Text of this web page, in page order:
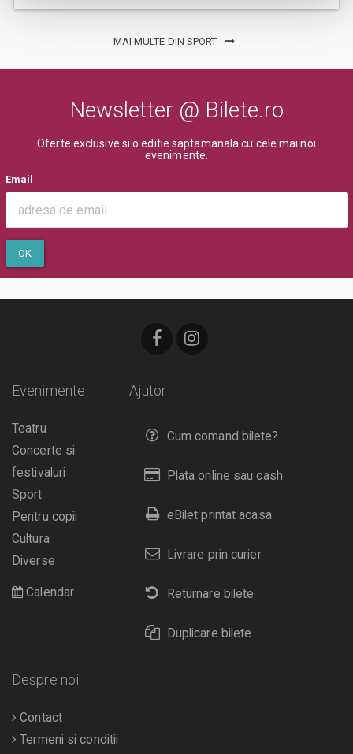
MAI MULTE DIN SPORT
Newsletter @ Bilete.ro
Oferte exclusive si o editie saptamanala cu cele mai noi
evenimente.
Email
OK
Ajutor
Cum comand bilete?
Plata online sau cash
eBilet printat acasa
Livrare prin curier
Returnare bilete
Duplicare bilete
Evenimente
Teatru
Concerte si
festivaluri
Sport
Pentru copii
Cultura
Diverse
Calendar
Despre noi
Contact
Termeni si conditii